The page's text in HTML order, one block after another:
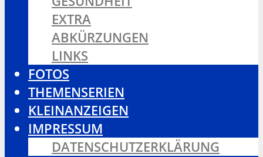
EXTRA
ABKÜRZUNGEN
LINKS
FOTOS
THEMENSERIEN
KLEINANZEIGEN
IMPRESSUM
DATENSCHUTZERKLÄRUNG